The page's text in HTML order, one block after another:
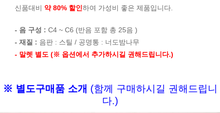
신품대비 약 80% 할인 하여 가성비 좋은 제품입니다.
- 음 구성 : C4 ~ C6 (반음 포함 총 25음 )
- 재질 : 음판 : 스틸 / 공명통 : 너도밤나무
- 말렛 별도 (※ 옵션에서 추가하시길 권해드립니다.)
※ 별도구매품 소개 (함께 구매하시길 권해드립니
다.)